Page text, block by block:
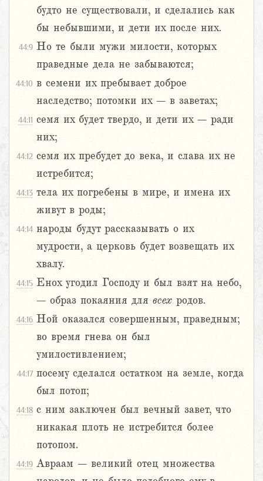
будто не существовали, и сделались как
бы небывшими, и дети их после них.
44:9 Но те были мужи милости, которых
праведные дела не забываются;
44:10 в семени их пребывает доброе
наследство; потомки их – в заветах;
44:11 семя их будет твердо, и дети их – ради
них;
44:12 семя их пребудет до века, и слава их не
истребится;
44:13 тела их погребены в мире, и имена их
живут в роды;
44:14 народы будут рассказывать о их
мудрости, а церковь будет возвещать их
хвалу.
44:15 Енох угодил Господу и был взят на небо,
– образ покаяния для всех родов.
44:16 Ной оказался совершенным, праведным;
во время гнева он был
умилостивлением;
44:17 посему сделался остатком на земле, когда
был потоп;
44:18 с ним заключен был вечный завет, что
никакая плоть не истребится более
потопом.
44:19 Авраам – великий отец множества